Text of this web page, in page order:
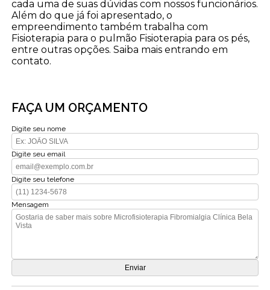
cada uma de suas dúvidas com nossos funcionários.
Além do que já foi apresentado, o
empreendimento também trabalha com
Fisioterapia para o pulmão Fisioterapia para os pés,
entre outras opções. Saiba mais entrando em
contato.
FAÇA UM ORÇAMENTO
Digite seu nome
Digite seu email
Digite seu telefone
Mensagem